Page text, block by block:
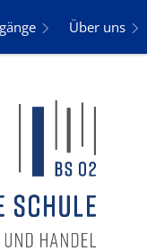
Über uns